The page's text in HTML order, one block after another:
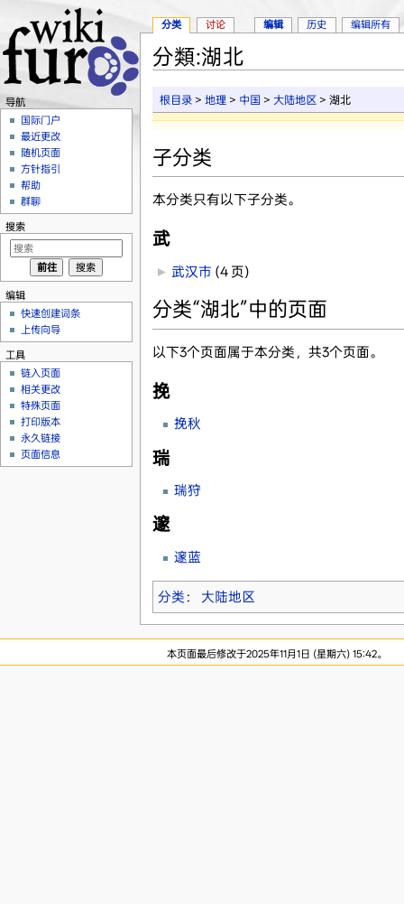
分類:湖北
根目录 >地理 > 中国 >大陆地区 > 湖北
子分类
本分类只有以下子分类。
武
►武汉市 (4 页)
分类“湖北”中的页面
以下3个页面属于本分类，共3个页面。
挽
挽秋
瑞
瑞狩
邃
邃蓝
分类 ： 大陆地区
分类 讨论 编辑 历史 编辑所有
导航
国际门户
最近更改
随机页面
方针指引
帮助
群聊
搜索
编辑
快速创建词条
上传向导
工具
链入页面
相关更改
特殊页面
打印版本
永久链接
页面信息
本页面最后修改于2025年11月1日 (星期六) 15:42。